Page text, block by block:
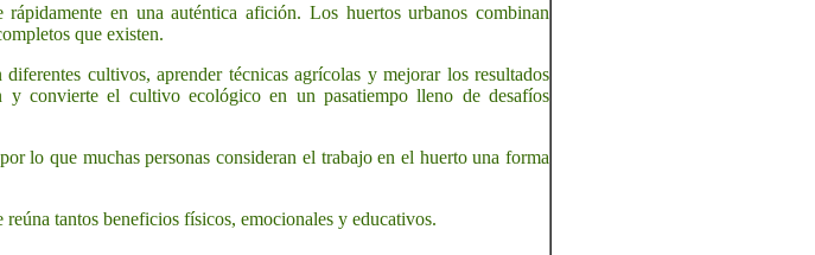
en una auténtica afición. Los huertos urbanos combinan
que existen.
cultivos, aprender técnicas agrícolas y mejorar los resultados
convierte el cultivo ecológico en un pasatiempo lleno de desafíos
lo que muchas personas consideran el trabajo en el huerto una forma
tantos beneficios físicos, emocionales y educativos.